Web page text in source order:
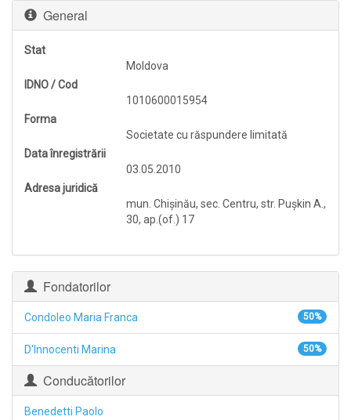
General
Stat
Moldova
IDNO / Cod
1010600015954
Forma
Societate cu răspundere limitată
Data înregistrării
03.05.2010
Adresa juridică
mun. Chişinău, sec. Centru, str. Puşkin A.,
30, ap.(of.) 17
Fondatorilor
Condoleo Maria Franca 50%
D'Innocenti Marina 50%
Conducătorilor
Benedetti Paolo